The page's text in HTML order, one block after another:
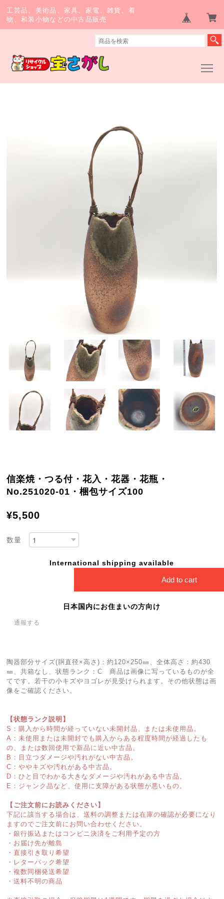
工芸品、美術品、家具、家電、雑貨、着
物、和装小物などの中古品販売
信楽焼・つる付・花入・花器・花瓶・
No.251020-01・梱包サイズ100
¥5,500
数量
International shipping available
Add to cart
日本国内にお住まいの方向け
通報する
陶器部分サイズ(胴直径×高さ)：約120×250㎜、全体高さ：約430
㎜、共箱なし、状態ランク：C 商品は画像に写っているものが全
てです。若干の小キズやヨゴレが見受けられます。その他状態は画
像をご確認ください。
【状態ランク説明】
S：購入から時間が経っていない未開封品、または未使用品。
A：未使用または未開封でも購入からある程度時間が経過したも
の、または数回使用で新品に近い中古品。
B：目立つダメージや汚れがない中古品。
C：ややキズや汚れがある中古品。
D：ひと目でわかる大きなダメージや汚れがある中古品。
E：ジャンク品など、使用に支障がある状態が悪いもの。
【ご注文前にお読みください】
下記に該当する場合は、送料の調整または在庫の確認が必要になり
ますのでご注文前にお問い合わせください。
・銀行振込またはコンビニ決済をご利用予定の方
・お届け先が離島
・直接引き取り希望
・レターパック希望
・複数同梱発送希望
・送料不明の商品